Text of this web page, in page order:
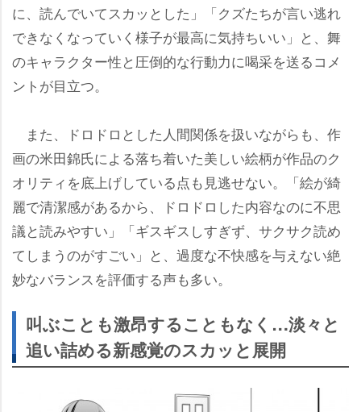
に、読んでいてスカッとした」「クズたちが言い逃れ
できなくなっていく様子が最高に気持ちいい」と、舞
のキャラクター性と圧倒的な行動力に喝采を送るコメ
ントが目立つ。
また、ドロドロとした人間関係を扱いながらも、作
画の米田錦氏による落ち着いた美しい絵柄が作品のク
オリティを底上げしている点も見逃せない。「絵が綺
麗で清潔感があるから、ドロドロした内容なのに不思
議と読みやすい」「ギスギスしすぎず、サクサク読め
てしまうのがすごい」と、過度な不快感を与えない絶
妙なバランスを評価する声も多い。
叫ぶことも激昂することもなく…淡々と
追い詰める新感覚のスカッと展開